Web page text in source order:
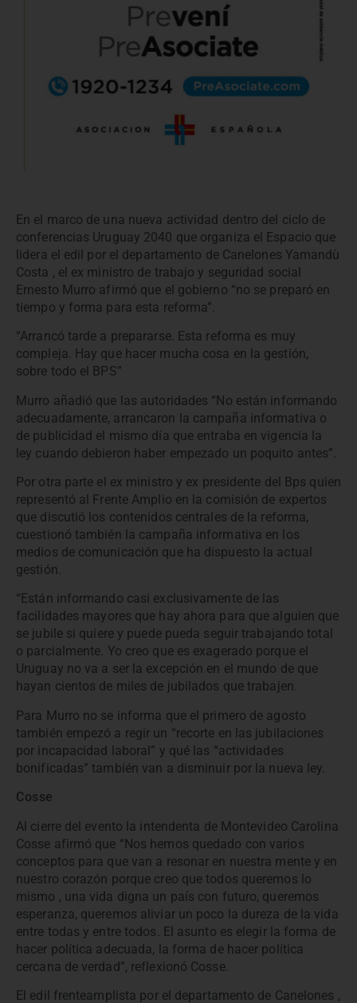
En el marco de una nueva actividad dentro del ciclo de
conferencias Uruguay 2040 que organiza el Espacio que
lidera el edil por el departamento de Canelones Yamandù
Costa , el ex ministro de trabajo y seguridad social
Ernesto Murro afirmó que el gobierno “no se preparó en
tiempo y forma para esta reforma”.
“Arrancó tarde a prepararse. Esta reforma es muy
compleja. Hay que hacer mucha cosa en la gestión,
sobre todo el BPS”
Murro añadió que las autoridades “No están informando
adecuadamente, arrancaron la campaña informativa o
de publicidad el mismo día que entraba en vigencia la
ley cuando debieron haber empezado un poquito antes”.
Por otra parte el ex ministro y ex presidente del Bps quien
representó al Frente Amplio en la comisión de expertos
que discutió los contenidos centrales de la reforma,
cuestionó también la campaña informativa en los
medios de comunicación que ha dispuesto la actual
gestión.
“Están informando casi exclusivamente de las
facilidades mayores que hay ahora para que alguien que
se jubile si quiere y puede pueda seguir trabajando total
o parcialmente. Yo creo que es exagerado porque el
Uruguay no va a ser la excepción en el mundo de que
hayan cientos de miles de jubilados que trabajen.
Para Murro no se informa que el primero de agosto
también empezó a regir un “recorte en las jubilaciones
por incapacidad laboral” y qué las “actividades
bonificadas” también van a disminuir por la nueva ley.
Cosse
Al cierre del evento la intendenta de Montevideo Carolina
Cosse afirmó que “Nos hemos quedado con varios
conceptos para que van a resonar en nuestra mente y en
nuestro corazón porque creo que todos queremos lo
mismo , una vida digna un país con futuro, queremos
esperanza, queremos aliviar un poco la dureza de la vida
entre todas y entre todos. El asunto es elegir la forma de
hacer política adecuada, la forma de hacer política
cercana de verdad”, reflexionó Cosse.
El edil frenteamplista por el departamento de Canelones ,